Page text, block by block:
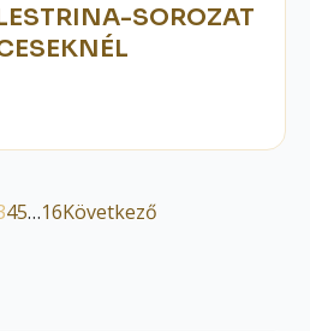
SOROZAT
45…16Következő